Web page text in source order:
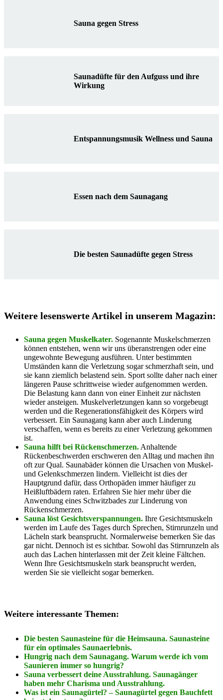
Sauna gegen Stress
Saunadüfte für den Aufguss und ihre
Wirkung
Entspannungsmusik Wellness und Sauna
Essen nach dem Saunagang
Die besten Saunadüfte gegen Stress
Weitere lesenswerte Artikel in unserem Magazin:
Sauna gegen Muskelkater. Sogenannte Muskelschmerzen
können entstehen, wenn wir uns überanstrengen oder eine
ungewohnte Bewegung ausführen. Unter bestimmten
Umständen kann die Verletzung sogar schmerzhaft sein, und
sie kann ziemlich belastend sein. Sport sollte daher nach einer
längeren Pause schrittweise wieder aufgenommen werden.
Die Belastung kann dann von einer Einheit zur nächsten
wieder ansteigen. Muskelverletzungen kann so vorgebeugt
werden und die Regenerationsfähigkeit des Körpers wird
verbessert. Ein Saunagang kann aber auch Linderung
verschaffen, wenn es bereits zu einer Verletzung gekommen
ist.
Sauna hilft bei Rückenschmerzen. Anhaltende
Rückenbeschwerden erschweren den Alltag und machen ihn
oft zur Qual. Saunabäder können die Ursachen von Muskel-
und Gelenkschmerzen lindern. Vielleicht ist dies der
Hauptgrund dafür, dass Orthopäden immer häufiger zu
Heißluftbädern raten. Erfahren Sie hier mehr über die
Anwendung eines Schwitzbades zur Linderung von
Rückenschmerzen.
Sauna löst Gesichtsverspannungen. Ihre Gesichtsmuskeln
werden im Laufe des Tages durch Sprechen, Stirnrunzeln und
Lächeln stark beansprucht. Normalerweise bemerken Sie das
gar nicht. Dennoch ist es sichtbar. Sowohl das Stirnrunzeln als
auch das Lachen hinterlassen mit der Zeit kleine Fältchen.
Wenn Ihre Gesichtsmuskeln stark beansprucht werden,
werden Sie sie vielleicht sogar bemerken.
Weitere interessante Themen:
Die besten Saunasteine für die Heimsauna. Saunasteine
für ein optimales Saunaerlebnis.
Hungrig nach dem Saunagang. Warum werde ich vom
Saunieren immer so hungrig?
Sauna verbessert deine Ausstrahlung. Saunagänger
haben mehr Charisma und Ausstrahlung.
Was ist ein Saunagürtel? – Saunagürtel gegen Bauchfett